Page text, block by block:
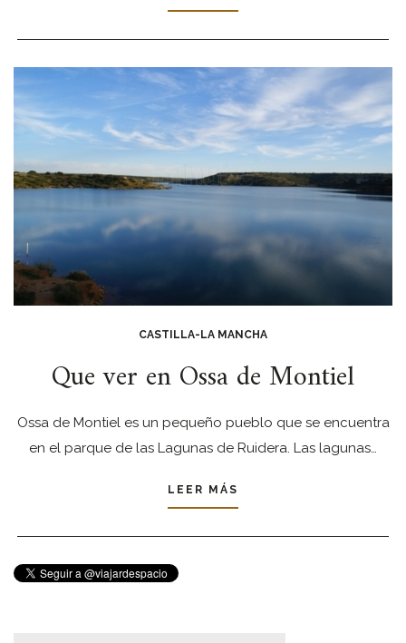
CASTILLA-LA MANCHA
Que ver en Ossa de Montiel
Ossa de Montiel es un pequeño pueblo que se encuentra
en el parque de las Lagunas de Ruidera. Las lagunas…
LEER MÁS